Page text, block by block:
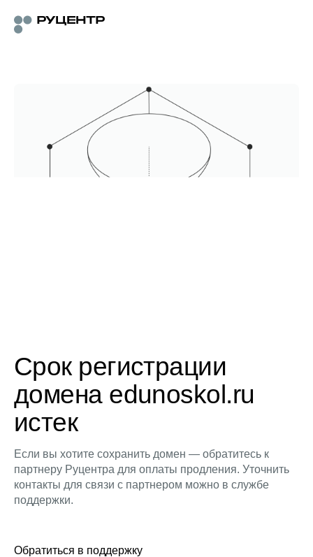
Срок регистрации
домена edunoskol.ru
истек
Если вы хотите сохранить домен — обратитесь к
партнеру Руцентра для оплаты продления. Уточнить
контакты для связи с партнером можно в службе
поддержки.
Обратиться в поддержку